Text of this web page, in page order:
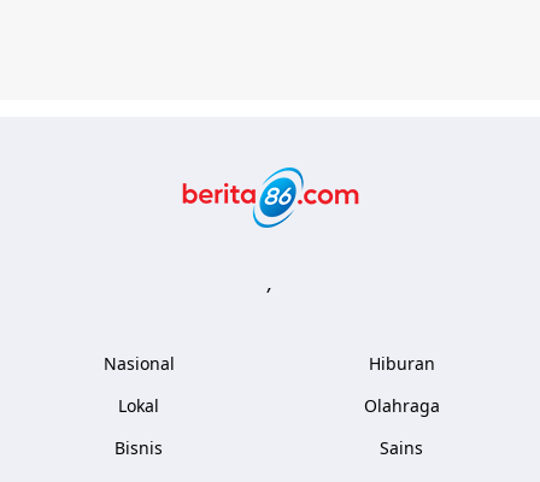
,
Nasional
Lokal
Bisnis
Hiburan
Olahraga
Sains